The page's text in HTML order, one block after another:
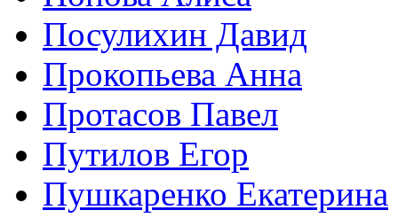
Посулихин Давид
Прокопьева Анна
Протасов Павел
Путилов Егор
Пушкаренко Екатерина